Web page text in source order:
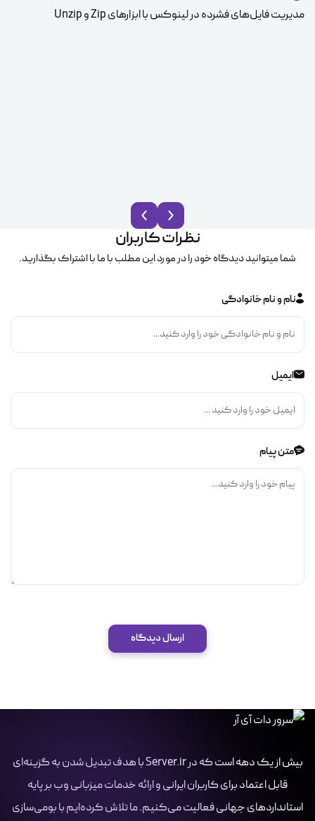
مدیریت فایل‌های فشرده در لینوکس با ابزارهای Zip و Unzip
نظرات کاربران
شما میتوانید دیدگاه خود را در مورد این مطلب با ما با اشتراک بگذارید.
نام و نام خانوادگی
ایمیل
متن پیام
ارسال دیدگاه
بیش از یک دهه است که در Server.ir با هدف تبدیل شدن به گزینه‌ای
قابل اعتماد برای کاربران ایرانی و ارائه خدمات میزبانی وب بر پایه
استانداردهای جهانی فعالیت می‌کنیم. ما تلاش کرده‌ایم با بومی‌سازی